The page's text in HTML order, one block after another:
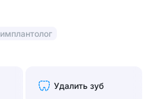
имплантолог
Удалить зуб